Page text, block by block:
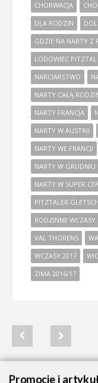
CHORWACJA
DLA RODZIN
GDZIE NA NARTY Z
LODOWIEC PITZTAL
NARCIARSTWO
NARTY CAŁĄ
NARTY FRANCJA
NARTY W AUSTRII
NARTY WE FRANCJI
NARTY W GRUDNIU
NARTY W SUPER
PITZTALER
RODZINNE WCZASY
VAL THORENS
WCZASY 2017
ZIMA 2016/17
Promocje i